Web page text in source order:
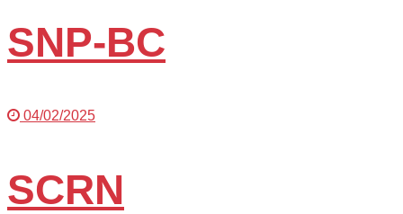
SNP-BC
04/02/2025
SCRN